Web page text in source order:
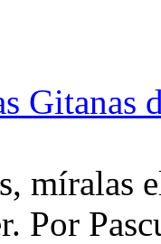
Gitanas
míralas
Por